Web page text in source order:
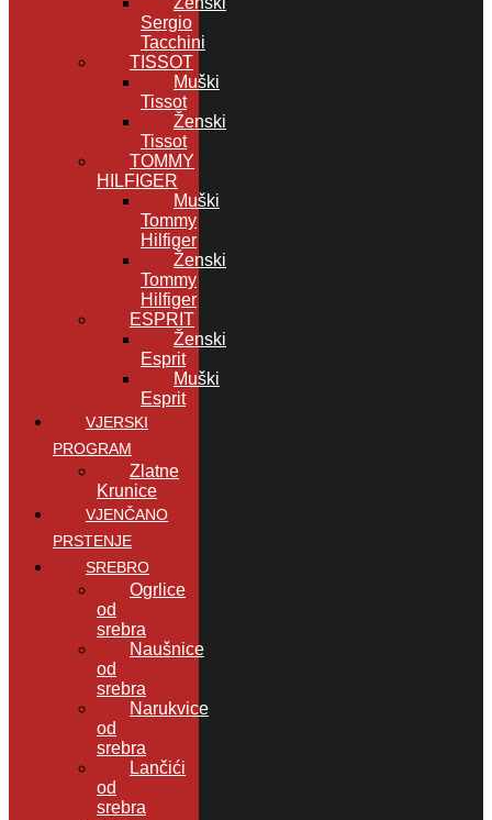
Sergio
Tacchini
TISSOT
Muški
Tissot
Ženski
Tissot
TOMMY
HILFIGER
Muški
Tommy
Hilfiger
Ženski
Tommy
Hilfiger
ESPRIT
Ženski
Esprit
Muški
Esprit
VJERSKI
PROGRAM
Zlatne
Krunice
VJENČANO
PRSTENJE
SREBRO
Ogrlice
od
srebra
Naušnice
od
srebra
Narukvice
od
srebra
Lančići
od
srebra